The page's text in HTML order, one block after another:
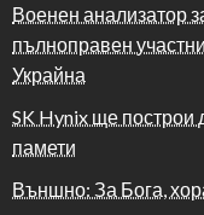
Военен анализатор
пълноправен
Украйна
SK Hynix ще построи
памети
Външно: За Бога,